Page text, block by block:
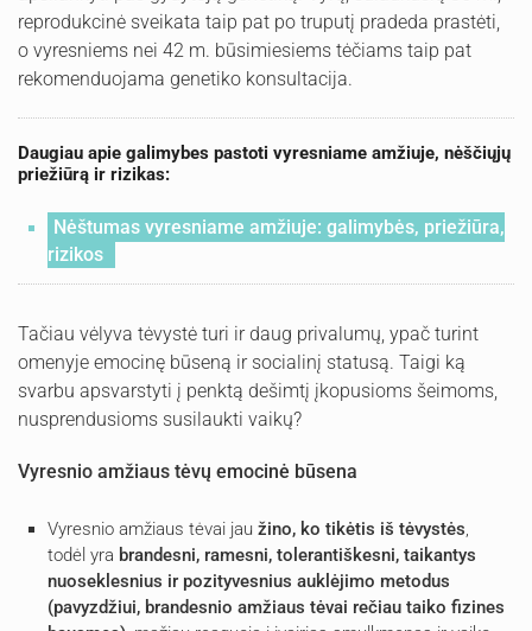
reprodukcinė sveikata taip pat po truputį pradeda prastėti,
o vyresniems nei 42 m. būsimiesiems tėčiams taip pat
rekomenduojama genetiko konsultacija.
Daugiau apie galimybes pastoti vyresniame amžiuje, nėščiųjų
priežiūrą ir rizikas:
Nėštumas vyresniame amžiuje: galimybės, priežiūra,
rizikos
Tačiau vėlyva tėvystė turi ir daug privalumų, ypač turint
omenyje emocinę būseną ir socialinį statusą. Taigi ką
svarbu apsvarstyti į penktą dešimtį įkopusioms šeimoms,
nusprendusioms susilaukti vaikų?
Vyresnio amžiaus tėvų emocinė būsena
Vyresnio amžiaus tėvai jau žino, ko tikėtis iš tėvystės,
todėl yra brandesni, ramesni, tolerantiškesni, taikantys
nuoseklesnius ir pozityvesnius auklėjimo metodus
(pavyzdžiui, brandesnio amžiaus tėvai rečiau taiko fizines